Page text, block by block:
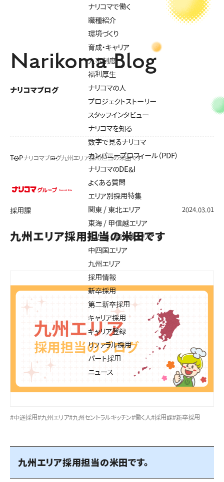
ナリコマで働く
職種紹介
環境づくり
育成・キャリア
人事制度
福利厚生
ナリコマの人
プロジェクトストーリー
スタッフインタビュー
ナリコマを知る
数字で見るナリコマ
カンパニープロフィール（PDF）
ナリコマのDE&I
よくある質問
エリア別採用特集
関東 / 東北エリア
東海 / 甲信越エリア
北近畿 / 南近畿エリア
中四国エリア
九州エリア
採用情報
新卒採用
第二新卒採用
キャリア採用
キャリア登録
リファラル採用
パート採用
ニュース
Narikoma Blog
ナリコマブログ
TOPナリコマブログ九州エリア採用担当の米田です
採用課 2024.03.01
九州エリア採用担当の米田です
#中途採用#九州エリア#九州セントラルキッチン#働く人#採用課#新卒採用
九州エリア採用担当の米田です。